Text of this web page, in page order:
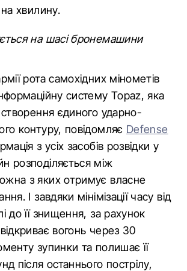
на хвилину.
на шасі бронемашини
рота самохідних мінометів
систему Topaz, яка
створення єдиного ударно-
контуру, повідомляє Defense
з усіх засобів розвідки у
розподіляється між
з яких отримує власне
І завдяки мінімізації часу від
до її знищення, за рахунок
вогонь через 30
зупинки та полишає її
після останнього пострілу,